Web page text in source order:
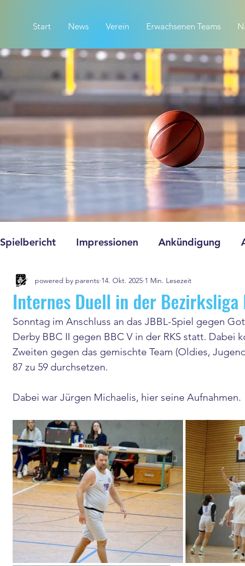
Start News Verein Erwachsenen Teams
Spielbericht Impressionen Ankündigung
Internes Duell in der Bezirksliga
powered by parents 14. Okt. 2025 1 Min. Lesezeit
Sonntag im Anschluss an das JBBL-Spiel gegen
Derby BBC II gegen BBC V in der RKS statt. Dabei
Zweiten gegen das gemischte Team (Oldies,
87 zu 59 durchsetzen.
Dabei war Jürgen Michaelis, hier seine Aufnahmen.